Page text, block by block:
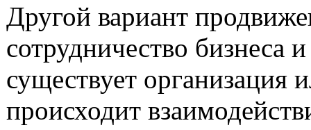
Другой вариант
сотрудничество бизнеса
существует организация
происходит